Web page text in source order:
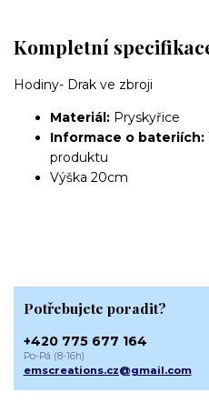
Kompletní
Hodiny- Drak ve zbroji
Materiál: Pryskyřice
Informace o bateriích:
produktu
Výška 20cm
Potřebujete poradit?
+420 775 677 164
Po-Pá (8-16h)
emscreations.cz@gmail.com